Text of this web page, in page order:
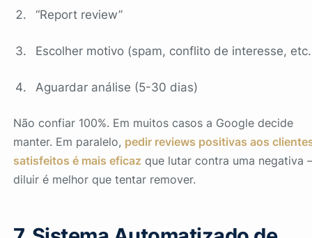
“Report review”
Escolher motivo (spam, conflito de interesse,
Aguardar análise (5-30 dias)
Não confiar 100%. Em muitos casos a Google decide
manter. Em paralelo, pedir reviews positivas aos
satisfeitos é mais eficaz que lutar contra uma negativa
diluir é melhor que tentar remover.